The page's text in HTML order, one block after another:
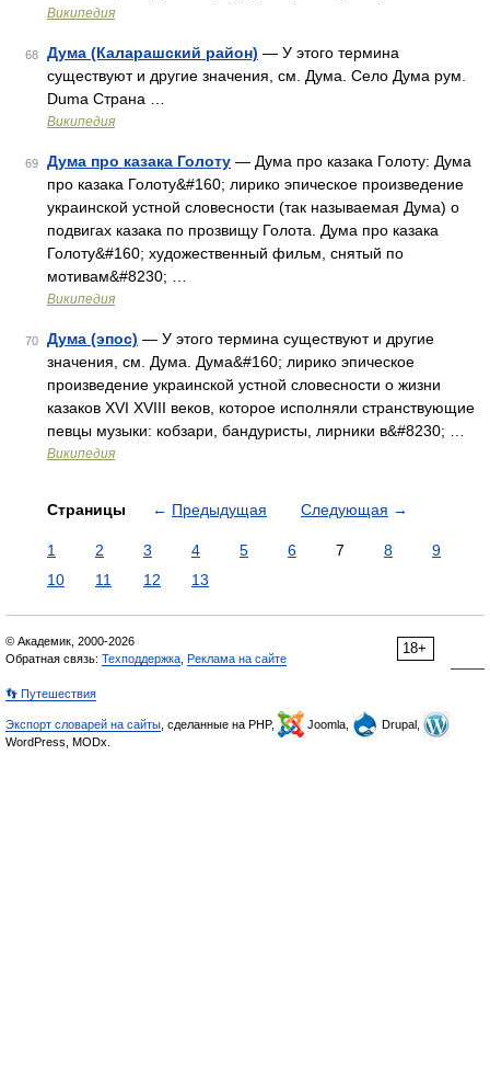
Википедия
68 Дума (Каларашский район) — У этого термина
существуют и другие значения, см. Дума. Село Дума рум.
Duma Страна …
Википедия
69 Дума про казака Голоту — Дума про казака Голоту: Дума
про казака Голоту&#160; лирико эпическое произведение
украинской устной словесности (так называемая Дума) о
подвигах казака по прозвищу Голота. Дума про казака
Голоту&#160; художественный фильм, снятый по
мотивам&#8230; …
Википедия
70 Дума (эпос) — У этого термина существуют и другие
значения, см. Дума. Дума&#160; лирико эпическое
произведение украинской устной словесности о жизни
казаков XVI XVIIІ веков, которое исполняли странствующие
певцы музыки: кобзари, бандуристы, лирники в&#8230; …
Википедия
Страницы ← Предыдущая Следующая →
1 2 3 4 5 6 7 8
9
10
11 12 13
18+
© Академик, 2000-2026
Обратная связь: Техподдержка Реклама на сайте
👣 Путешествия
Экспорт словарей на сайты , сделанные на PHP, Joomla,
Drupal,
WordPress, MODx.